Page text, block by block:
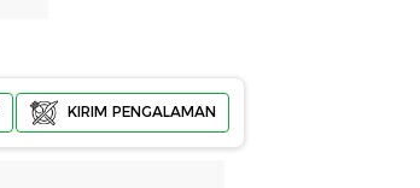
KIRIM PENGALAMAN